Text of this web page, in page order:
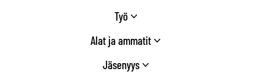
Työ
Alat ja ammatit
Jäsenyys